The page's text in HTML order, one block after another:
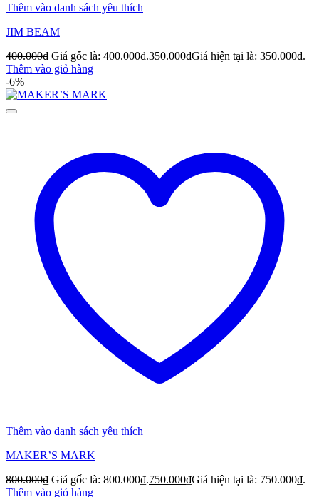
Thêm vào danh sách yêu thích
JIM BEAM
400.000₫ Giá gốc là: 400.000₫.350.000₫Giá hiện tại là: 350.000₫.
Thêm vào giỏ hàng
-6%
Thêm vào danh sách yêu thích
MAKER’S MARK
800.000₫ Giá gốc là: 800.000₫.750.000₫Giá hiện tại là: 750.000₫.
Thêm vào giỏ hàng